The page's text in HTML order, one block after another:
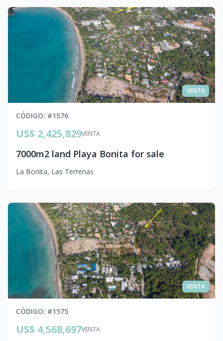
VENTA
CÓDIGO: #1576
VENTA
US$ 2,425,829
7000m2 land Playa Bonita for sale
La Bonita, Las Terrenas
VENTA
CÓDIGO: #1575
VENTA
US$ 4,568,697